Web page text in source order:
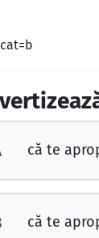
că te
că te